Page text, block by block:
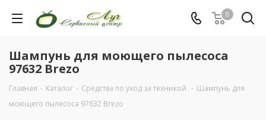
0
Шампунь для моющего пылесоса
97632 Brezo
Главная - Каталог - Средства по уход за техникой - Шампунь для
моющего пылесоса 97632 Brezo